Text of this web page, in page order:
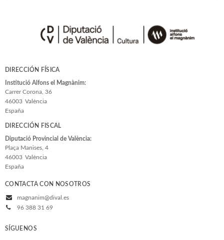
DIRECCIÓN FÍSICA
Institució Alfons el Magnànim:
Carrer Corona, 36
46003 València
España
DIRECCIÓN FISCAL
Diputació Provincial de València:
Plaça Manises, 4
46003 València
España
CONTACTA CON NOSOTROS
magnanim@dival.es
96 388 31 69
SÍGUENOS